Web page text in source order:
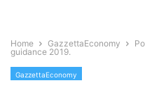
Home GazzettaEconomy
guidance 2019.
GazzettaEconomy